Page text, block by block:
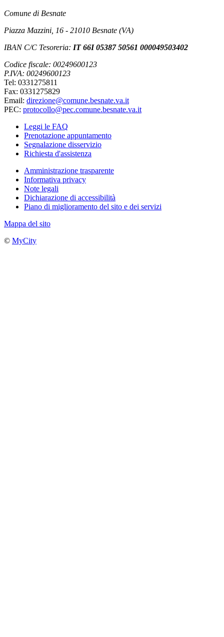
Comune di Besnate
Piazza Mazzini, 16 - 21010 Besnate (VA)
IBAN C/C Tesoreria: IT 66I 05387 50561 000049503402
Codice fiscale: 00249600123
P.IVA: 00249600123
Tel: 0331275811
Fax: 0331275829
Email: direzione@comune.besnate.va.it
PEC: protocollo@pec.comune.besnate.va.it
Leggi le FAQ
Prenotazione appuntamento
Segnalazione disservizio
Richiesta d'assistenza
Amministrazione trasparente
Informativa privacy
Note legali
Dichiarazione di accessibilità
Piano di miglioramento del sito e dei servizi
Mappa del sito
© MyCity